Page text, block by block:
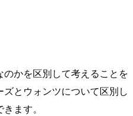
かを区別して考えることを
とウォンツについて区別し
ます。